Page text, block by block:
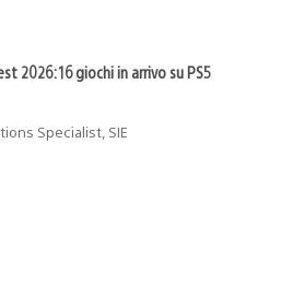
2026: 16 giochi in arrivo su PS5
Specialist, SIE